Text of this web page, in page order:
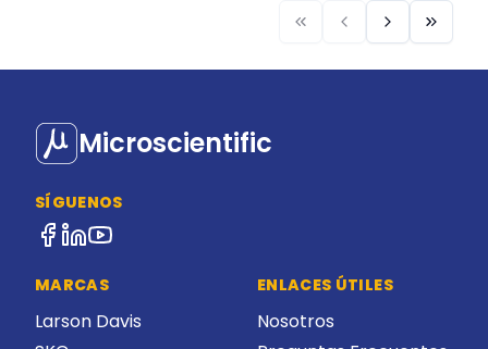
Microscientific
SÍGUENOS
MARCAS
Larson Davis
ENLACES ÚTILES
Nosotros